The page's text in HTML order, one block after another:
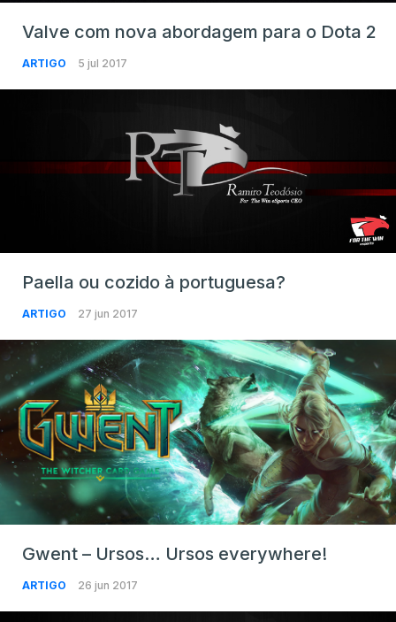
Valve com nova abordagem para o Dota 2
ARTIGO 5 jul 2017
Paella ou cozido à portuguesa?
ARTIGO 27 jun 2017
Gwent – Ursos… Ursos everywhere!
ARTIGO 26 jun 2017